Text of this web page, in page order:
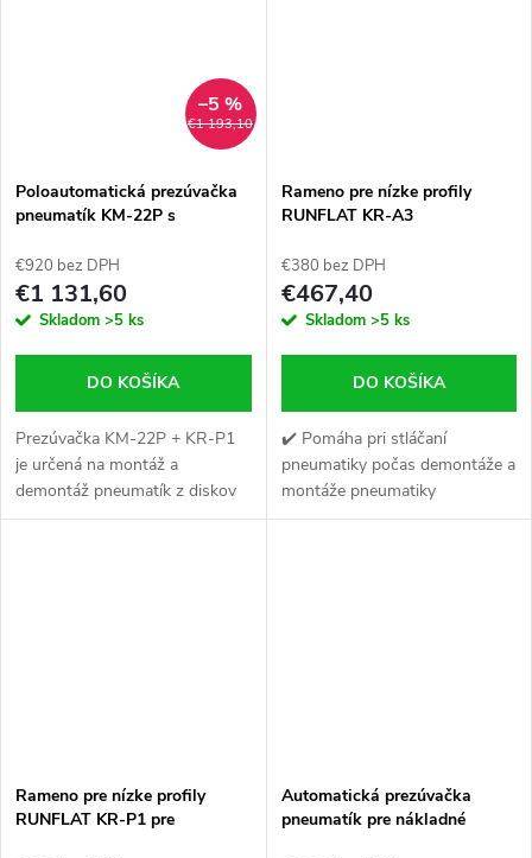
€1 193,10
–5 %
Poloautomatická prezúvačka
pneumatík KM-22P s
€920 bez DPH
€1 131,60
Skladom >5 ks
DO KOŠÍKA
Prezúvačka KM-22P + KR-P1
je určená na montáž a
demontáž pneumatík z diskov
osobných automobilov,
Rameno pre nízke profily
RUNFLAT KR-A3
€380 bez DPH
€467,40
Skladom >5 ks
DO KOŠÍKA
✔️ Pomáha pri stláčaní
pneumatiky počas demontáže a
montáže pneumatiky
✔️ Rameno je namontované na
Rameno pre nízke profily
RUNFLAT KR-P1 pre
Automatická prezúvačka
pneumatík pre nákladné